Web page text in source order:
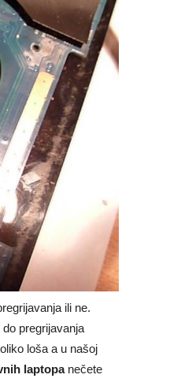
ili ne.
pregrijavanja
loša a u našoj
laptopanečete